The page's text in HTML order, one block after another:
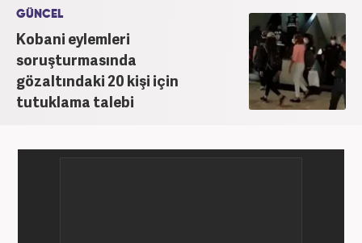
GÜNCEL
Kobani eylemleri
soruşturmasında
gözaltındaki 20 kişi için
tutuklama talebi